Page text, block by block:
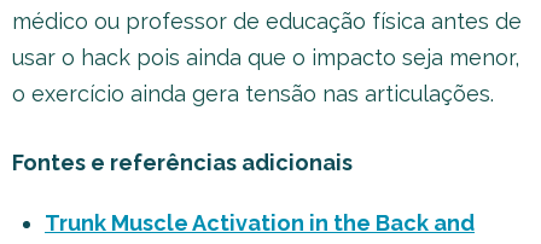
médico ou professor de educação física antes de
usar o hack pois ainda que o impacto seja menor,
o exercício ainda gera tensão nas articulações.
Fontes e referências adicionais
Trunk Muscle Activation in the Back and